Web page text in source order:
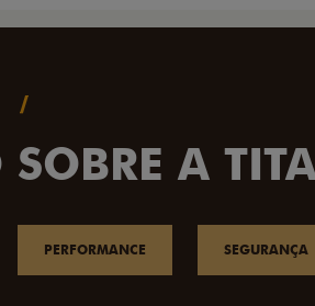
A
PERFORMANCE SEGURANÇA